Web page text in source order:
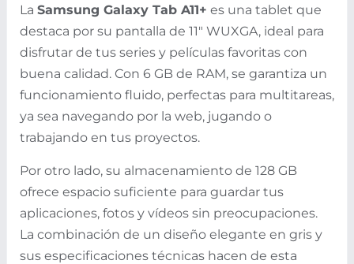
La Samsung Galaxy Tab A11+ es una tablet que
destaca por su pantalla de 11" WUXGA, ideal para
disfrutar de tus series y películas favoritas con
buena calidad. Con 6 GB de RAM, se garantiza un
funcionamiento fluido, perfectas para multitareas,
ya sea navegando por la web, jugando o
trabajando en tus proyectos.
Por otro lado, su almacenamiento de 128 GB
ofrece espacio suficiente para guardar tus
aplicaciones, fotos y vídeos sin preocupaciones.
La combinación de un diseño elegante en gris y
sus especificaciones técnicas hacen de esta